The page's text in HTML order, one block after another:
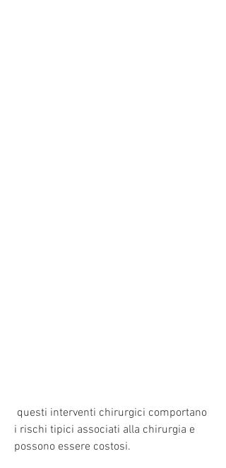
i rischi tipici associati alla chirurgia e
possono essere costosi.